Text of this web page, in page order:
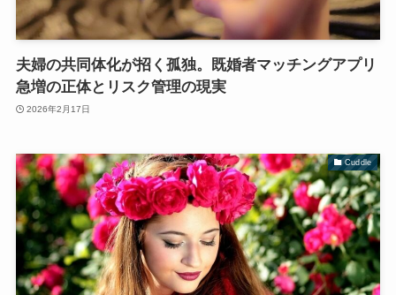
夫婦の共同体化が招く孤独。既婚者マッチングアプリ
急増の正体とリスク管理の現実
2026年2月17日
Cuddle